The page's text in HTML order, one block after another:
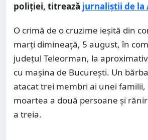
poliției, titrează jurnaliștii de la
O crimă de o cruzime ieșită din
marți dimineață, 5 august, în
județul Teleorman, la
cu mașina de București. Un
atacat trei membri ai unei familii,
moartea a două persoane și
a treia.